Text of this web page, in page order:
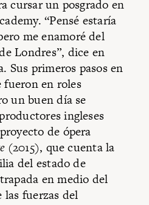
cursar un posgrado en
“Pensé estaría
me enamoré del
Londres”, dice en
Sus primeros pasos en
en roles
un buen día se
ingleses
de ópera
(2015), que cuenta la
del estado de
en medio del
fuerzas del